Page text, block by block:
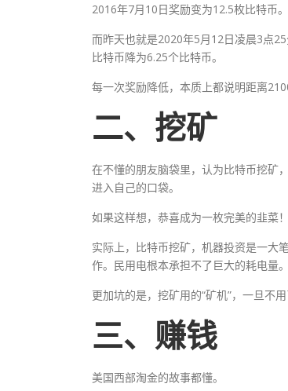
2016年7月10日奖励变为12.5枚比特币。
而昨天也就是2020年5月12日凌晨3点
比特币降为6.25个比特币。
每一次奖励降低，本质上都说明距离
二、挖矿
在不懂的朋友脑袋里，认为比特币挖矿
进入自己的口袋。
如果这样想，恭喜成为一枚完美的韭菜！
实际上，比特币挖矿，机器投资是一大
作。民用电根本承担不了巨大的耗电量。
更加坑的是，挖矿用的“矿机”，一旦不
三、赚钱
美国西部淘金的故事都懂。